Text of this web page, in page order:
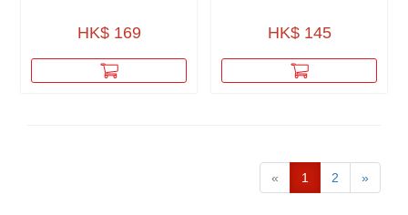
HK$ 169 HK$ 145
« 1 2 »